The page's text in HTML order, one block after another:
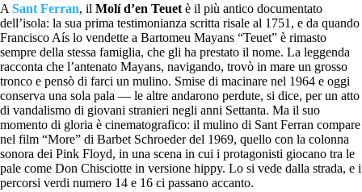
A Sant Ferran, il Molí d’en Teuet è il più antico documentato
dell’isola: la sua prima testimonianza scritta risale al 1751, e da quando
Francisco Aís lo vendette a Bartomeu Mayans “Teuet” è rimasto
sempre della stessa famiglia, che gli ha prestato il nome. La leggenda
racconta che l’antenato Mayans, navigando, trovò in mare un grosso
tronco e pensò di farci un mulino. Smise di macinare nel 1964 e oggi
conserva una sola pala — le altre andarono perdute, si dice, per un atto
di vandalismo di giovani stranieri negli anni Settanta. Ma il suo
momento di gloria è cinematografico: il mulino di Sant Ferran compare
nel film “More” di Barbet Schroeder del 1969, quello con la colonna
sonora dei Pink Floyd, in una scena in cui i protagonisti giocano tra le
pale come Don Chisciotte in versione hippy. Lo si vede dalla strada, e i
percorsi verdi numero 14 e 16 ci passano accanto.